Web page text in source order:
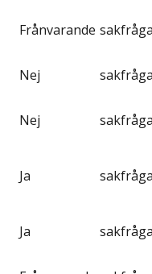
Frånvarande
Nej
Nej
Ja
Ja